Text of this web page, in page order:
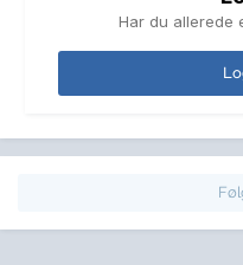
Har du allerede